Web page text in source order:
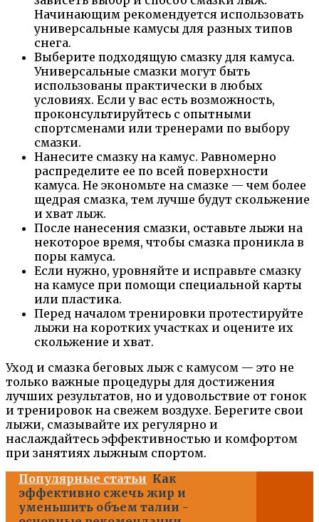
Начинающим рекомендуется использовать
универсальные камусы для разных типов
снега.
Выберите подходящую смазку для камуса.
Универсальные смазки могут быть
использованы практически в любых
условиях. Если у вас есть возможность,
проконсультируйтесь с опытными
спортсменами или тренерами по выбору
смазки.
Нанесите смазку на камус. Равномерно
распределите ее по всей поверхности
камуса. Не экономьте на смазке — чем более
щедрая смазка, тем лучше будут скольжение
и хват лыж.
После нанесения смазки, оставьте лыжи на
некоторое время, чтобы смазка проникла в
поры камуса.
Если нужно, уровняйте и исправьте смазку
на камусе при помощи специальной карты
или пластика.
Перед началом тренировки протестируйте
лыжи на коротких участках и оцените их
скольжение и хват.
Уход и смазка беговых лыж с камусом — это не
только важные процедуры для достижения
лучших результатов, но и удовольствие от гонок
и тренировок на свежем воздухе. Берегите свои
лыжи, смазывайте их регулярно и
наслаждайтесь эффективностью и комфортом
при занятиях лыжным спортом.
Популярные статьи Как
эффективно сжечь жир и
уменьшить объем талии -